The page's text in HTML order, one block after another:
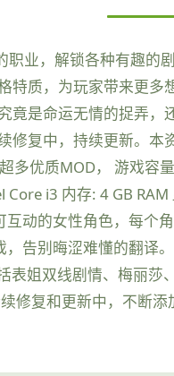
业，解锁各种有趣
特质，为玩家带来更
竟是命运无情的捉弄
修复中，持续更新。
多优质MOD， 游戏
i3 内存: 4 GB
动的女性角色，每
告别晦涩难懂的翻
姐双线剧情、梅丽
修复和更新中，不断添